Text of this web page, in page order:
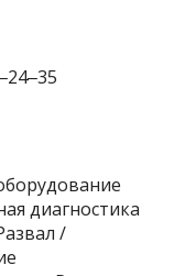
диагностика
/